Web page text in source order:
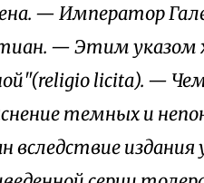
— Император
— Этим
licita). —
темных и
вследствие издания